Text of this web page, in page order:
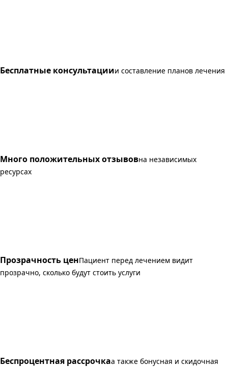
Бесплатные консультациии составление планов лечения
Много положительных отзывовна независимых
ресурсах
Прозрачность ценПациент перед лечением видит
прозрачно, сколько будут стоить услуги
Беспроцентная рассрочкаа также бонусная и скидочная